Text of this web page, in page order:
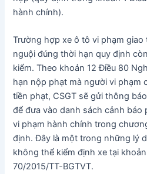
hành chính).
Trường hợp xe ô tô vi phạm
nguội đúng thời hạn quy định
kiểm. Theo khoản 12 Điều 80
hạn nộp phạt mà người vi phạm
tiền phạt, CSGT sẽ gửi thông
để đưa vào danh sách cảnh báo
vi phạm hành chính trong
định. Đây là một trong những lý
không thể kiểm định xe tại
70/2015/TT-BGTVT.